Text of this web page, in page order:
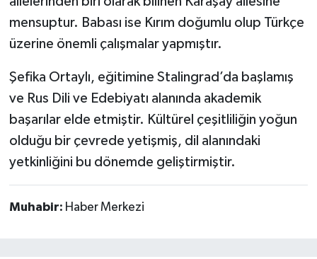
mensuptur. Babası ise Kırım doğumlu olup Türkçe
üzerine önemli çalışmalar yapmıştır.
Şefika Ortaylı, eğitimine Stalingrad’da başlamış
ve Rus Dili ve Edebiyatı alanında akademik
başarılar elde etmiştir. Kültürel çeşitliliğin yoğun
olduğu bir çevrede yetişmiş, dil alanındaki
yetkinliğini bu dönemde geliştirmiştir.
Muhabir: Haber Merkezi